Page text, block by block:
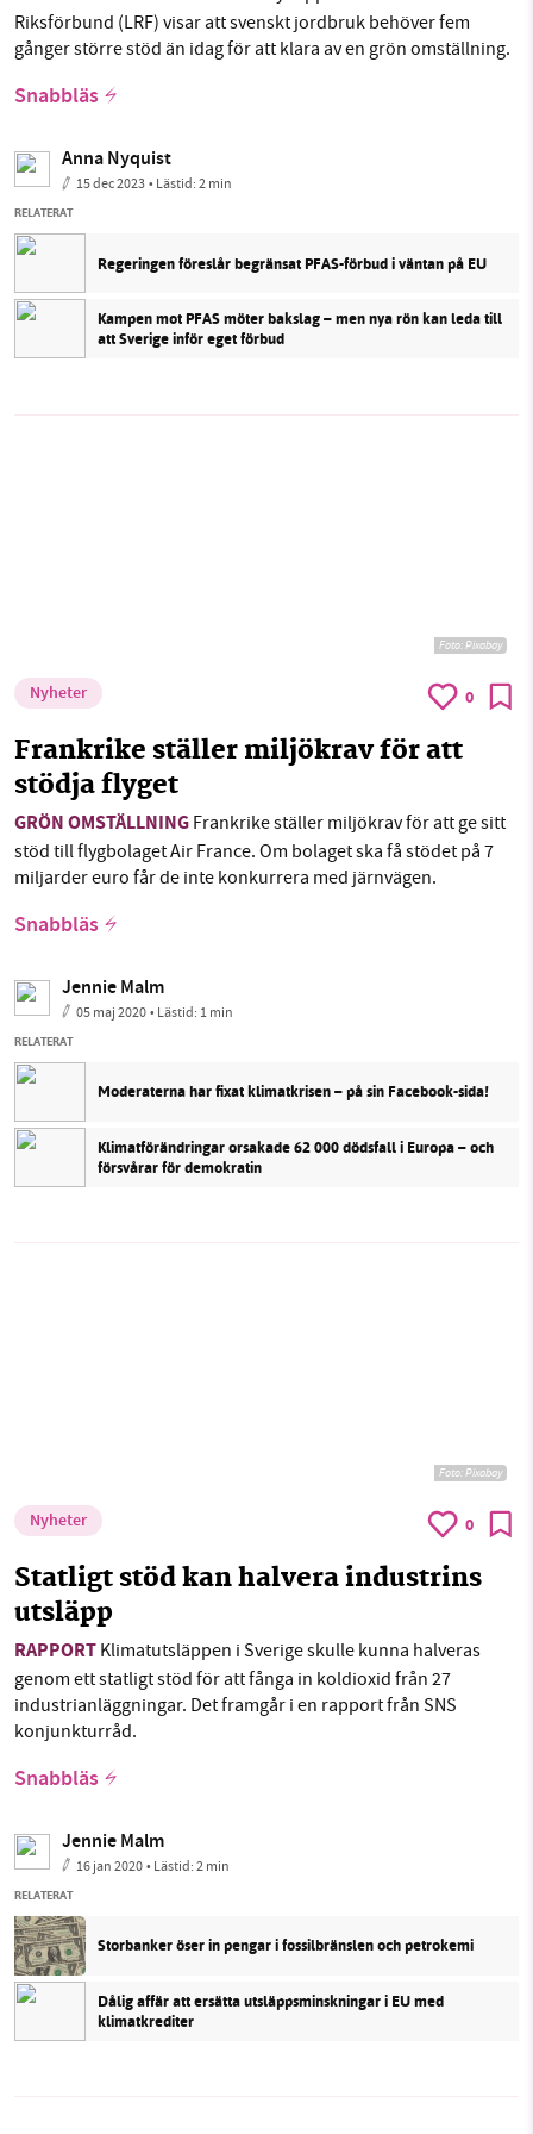
Riksförbund (LRF) visar att svenskt jordbruk behöver fem
gånger större stöd än idag för att klara av en grön omställning.
Snabbläs
Anna Nyquist
15 dec 2023• Lästid:2 min
RELATERAT
Regeringen föreslår begränsat PFAS-förbud i väntan på EU
Kampen mot PFAS möter bakslag – men nya rön kan leda till
att Sverige inför eget förbud
Foto: Pixabay
Nyheter 0
Frankrike ställer miljökrav för att
stödja flyget
GRÖN OMSTÄLLNING Frankrike ställer miljökrav för att ge sitt
stöd till flygbolaget Air France. Om bolaget ska få stödet på 7
miljarder euro får de inte konkurrera med järnvägen.
Snabbläs
Jennie Malm
05 maj 2020• Lästid: 1 min
RELATERAT
Moderaterna har fixat klimatkrisen – på sin Facebook-sida!
Klimatförändringar orsakade 62 000 dödsfall i Europa – och
försvårar för demokratin
Foto:Pixabay
Nyheter 0
Statligt stöd kan halvera industrins
utsläpp
RAPPORT Klimatutsläppen i Sverige skulle kunna halveras
genom ett statligt stöd för att fånga in koldioxid från 27
industrianläggningar. Det framgår i en rapport från SNS
konjunkturråd.
Snabbläs
Jennie Malm
16 jan 2020• Lästid:2 min
RELATERAT
Storbanker öser in pengar i fossilbränslen och petrokemi
Dålig affär att ersätta utsläppsminskningar i EU med
klimatkrediter